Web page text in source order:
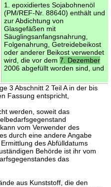
1. epoxidiertes Sojabohnenöl
(PM/REF-Nr. 88640) enthält und
zur Abdichtung von
Glasgefäßen mit
Säuglingsanfangsnahrung,
Folgenahrung, Getreidebeikost
oder anderer Beikost verwendet
wird, die vor dem 7. Dezember
2006 abgefüllt worden sind, und
3 Abschnitt 2 Teil A in der bis
Fassung entspricht,
werden, soweit das
vom Verwender des
durch eine andere Angabe
des Abfülldatums
Behörde ist ihr vom
das
aus Kunststoff, die den